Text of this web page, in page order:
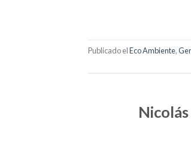
Publicado elEco Ambiente,